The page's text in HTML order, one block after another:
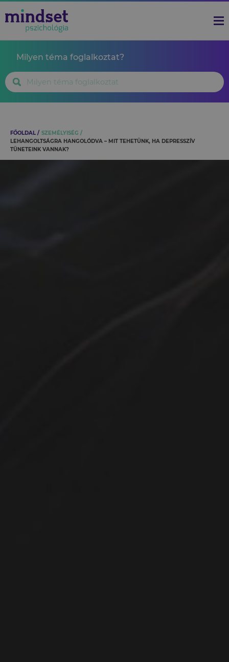
Milyen téma foglalkoztat?
FŐOLDAL
SZEMÉLYISÉG
LEHANGOLTSÁGRA HANGOLÓDVA – MIT TEHETÜNK, HA DEPRESSZÍV
TÜNETEINK VANNAK?